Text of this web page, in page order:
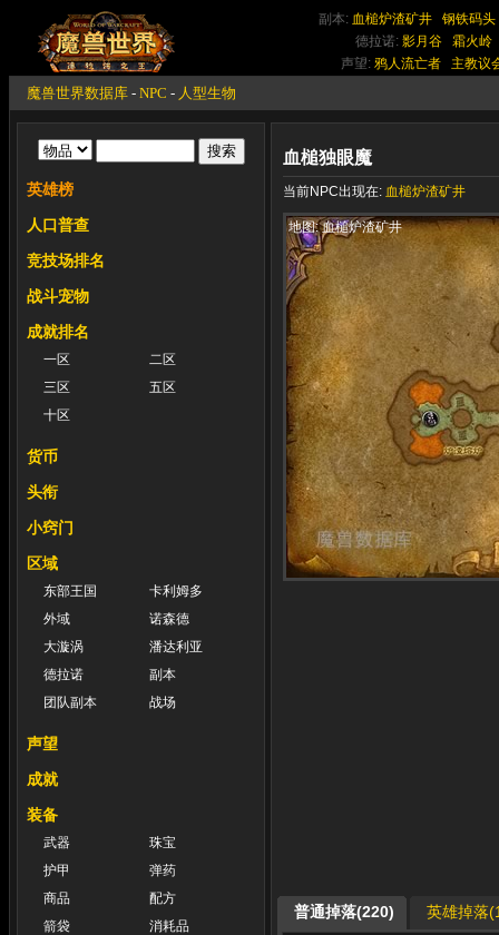
副本: 血槌炉渣矿井
钢铁码头
德拉诺: 影月谷
霜火岭
声望: 鸦人流亡者 主教议
魔兽世界数据库 - NPC - 人型生物
英雄榜
人口普查
竞技场排名
战斗宠物
成就排名
一区
二区
三区
五区
十区
货币
头衔
小窍门
区域
东部王国
卡利姆多
外域
诺森德
大漩涡
潘达利亚
德拉诺
副本
团队副本
战场
声望
成就
装备
武器
珠宝
护甲
弹药
商品
配方
箭袋
消耗品
血槌独眼魔
当前NPC出现在: 血槌炉渣矿井
地图: 血槌炉渣矿井
普通掉落(220) 英雄掉落